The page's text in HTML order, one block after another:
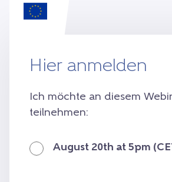
August 20th at 5pm
Hier anmelden
Ich möchte an diesem
teilnehmen: